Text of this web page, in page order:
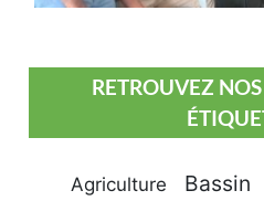
RETROUVEZ
Agriculture Bassin